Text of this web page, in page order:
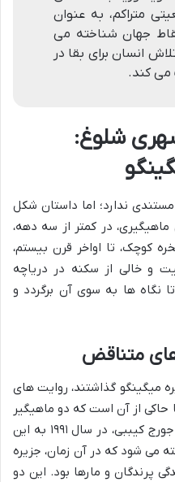
متراکم، به عنوان
جهان شناخته می
انسان برای بقا در
می کند.
شلوغ:
ندارد؛ اما داستان شکل
در کمتر از سه دهه،
کوچک، تا اواخر قرن بیستم،
و خالی از سکنه در دریاچه
نگاه ها به سوی آن برگردد و
متناقض
میگینگو گذاشتند، روایت های
حاکی از آن است که دو ماهیگیر
کنیایی به نام های دالماس تمبو و جورج کیببی، در سال ۱۹۹۱ به این
می شود که در آن زمان، جزیره
پرندگان و مارها بود. این دو